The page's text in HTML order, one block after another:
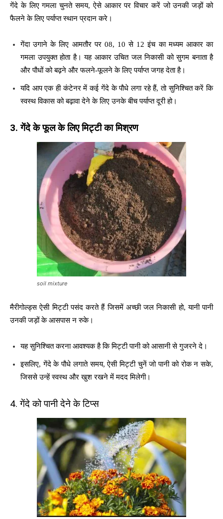
गेंदे के लिए गमला चुनते समय, ऐसे आकार पर विचार करें जो उनकी जड़ों को
फैलने के लिए पर्याप्त स्थान प्रदान करे।
गेंदा उगाने के लिए आमतौर पर 08, 10 से 12 इंच का मध्यम आकार का
गमला उपयुक्त होता है। यह आकार उचित जल निकासी को सुगम बनाता है
और पौधों को बढ़ने और फलने-फूलने के लिए पर्याप्त जगह देता है।
यदि आप एक ही कंटेनर में कई गेंदे के पौधे लगा रहे हैं, तो सुनिश्चित करें कि
स्वस्थ विकास को बढ़ावा देने के लिए उनके बीच पर्याप्त दूरी हो।
3.गेंदे के फूल के लिए मिट्टी का मिश्रण
soil mixture
मैरीगोल्ड्स ऐसी मिट्टी पसंद करते हैं जिसमें अच्छी जल निकासी हो, यानी पानी
उनकी जड़ों के आसपास न रुके।
यह सुनिश्चित करना आवश्यक है कि मिट्टी पानी को आसानी से गुजरने दे।
इसलिए, गेंदे के पौधे लगाते समय, ऐसी मिट्टी चुनें जो पानी को रोक न सके,
जिससे उन्हें स्वस्थ और खुश रखने में मदद मिलेगी।
4. गेंदे को पानी देने के टिप्स